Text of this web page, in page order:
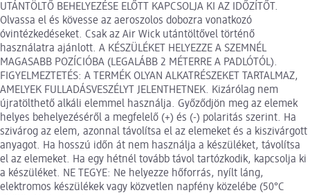
UTÁNTÖLTŐ BEHELYEZÉSE ELŐTT KAPCSOLJA KI AZ IDŐZÍTŐT.
Olvassa el és kövesse az aeroszolos dobozra vonatkozó
óvintézkedéseket. Csak az Air Wick utántöltővel történő
használatra ajánlott. A KÉSZÜLÉKET HELYEZZE A SZEMNÉL
MAGASABB POZÍCIÓBA (LEGALÁBB 2 MÉTERRE A PADLÓTÓL).
FIGYELMEZTETÉS: A TERMÉK OLYAN ALKATRÉSZEKET TARTALMAZ,
AMELYEK FULLADÁSVESZÉLYT JELENTHETNEK. Kizárólag nem
újratölthető alkáli elemmel használja. Győződjön meg az elemek
helyes behelyezéséről a megfelelő (+) és (-) polaritás szerint. Ha
szivárog az elem, azonnal távolítsa el az elemeket és a kiszivárgott
anyagot. Ha hosszú időn át nem használja a készüléket, távolítsa
el az elemeket. Ha egy hétnél tovább távol tartózkodik, kapcsolja ki
a készüléket. NE TEGYE: Ne helyezze hőforrás, nyílt láng,
elektromos készülékek vagy közvetlen napfény közelébe (50°C